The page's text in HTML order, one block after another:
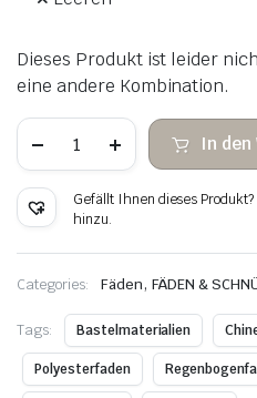
Dieses Produkt ist leider
eine andere Kombination.
geflochtenes
Polyestergarn
In den
Gefällt Ihnen dieses
hinzu.
Categories: Fäden,FÄDEN &
Tags: Bastelmaterialien
Polyesterfaden